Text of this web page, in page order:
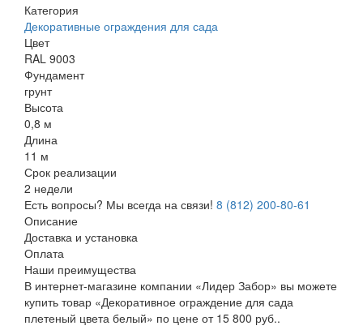
Категория
Декоративные ограждения для сада
Цвет
RAL 9003
Фундамент
грунт
Высота
0,8 м
Длина
11 м
Срок реализации
2 недели
Есть вопросы? Мы всегда на связи! 8 (812) 200-80-61
Описание
Доставка и установка
Оплата
Наши преимущества
В интернет-магазине компании «Лидер Забор» вы можете
купить товар «Декоративное ограждение для сада
плетеный цвета белый» по цене от 15 800 руб..